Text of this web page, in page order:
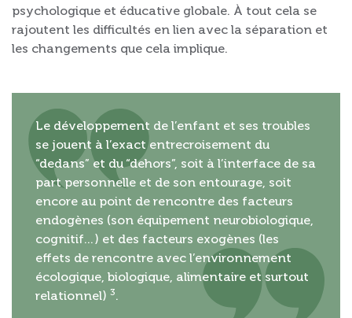
psychologique et éducative globale. À tout cela se
rajoutent les difficultés en lien avec la séparation et
les changements que cela implique.
Le développement de l’enfant et ses troubles
se jouent à l’exact entrecroisement du
“dedans” et du “dehors”, soit à l’interface de sa
part personnelle et de son entourage, soit
encore au point de rencontre des facteurs
endogènes (son équipement neurobiologique,
cognitif…) et des facteurs exogènes (les
effets de rencontre avec l’environnement
écologique, biologique, alimentaire et surtout
relationnel) 3.